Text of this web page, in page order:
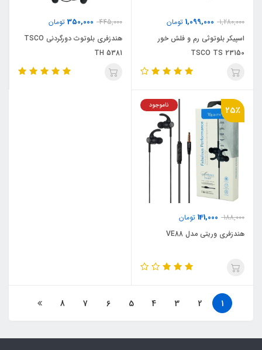
1,280,000
1,099,000 تومان
اسپیکر بلوتوثی رم و فلش خور
TSCO TS 23150
445,000
350,000 تومان
هندزفری بلوتوث دورگردنی TSCO
TH 5381
25٪
188,000
141,000 تومان
ناموجود
هندزفری وریتی مدل VE88
1
2
3
4
5
6
7
8